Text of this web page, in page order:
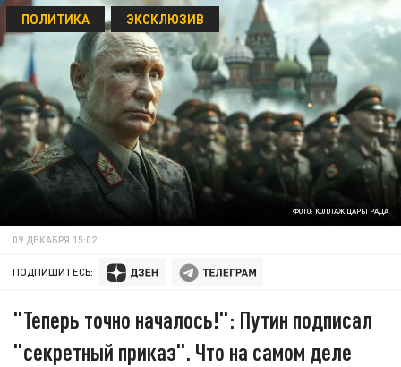
ФОТО: КОЛЛАЖ ЦАРЬГРАДА
ПОЛИТИКА ЭКСКЛЮЗИВ
09 ДЕКАБРЯ 15:02
ПОДПИШИТЕСЬ:
"Теперь точно началось!": Путин подписал
"секретный приказ". Что на самом деле